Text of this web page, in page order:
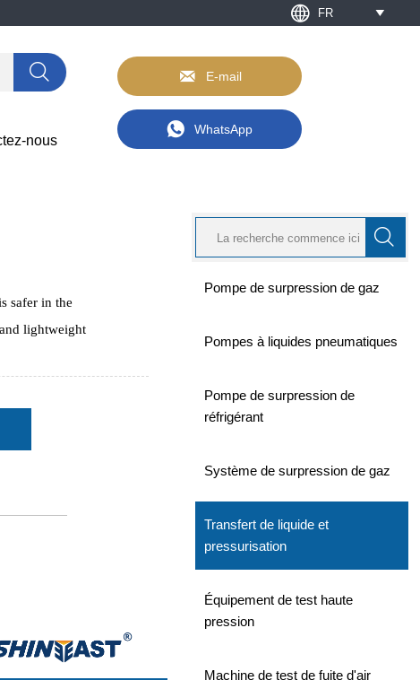
 FR 
  E-mail
nous
 WhatsApp
safer in the
lightweight

Pompe de surpression de gaz
Pompes à liquides pneumatiques
Pompe de surpression de
réfrigérant
Système de surpression de gaz
Transfert de liquide et
pressurisation
Équipement de test haute
pression
Machine de test de fuite d'air